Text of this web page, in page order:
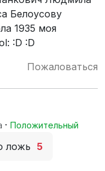
Белоусову
1935 моя
:D :D
Пожаловаться
· Положительный
ложь 5